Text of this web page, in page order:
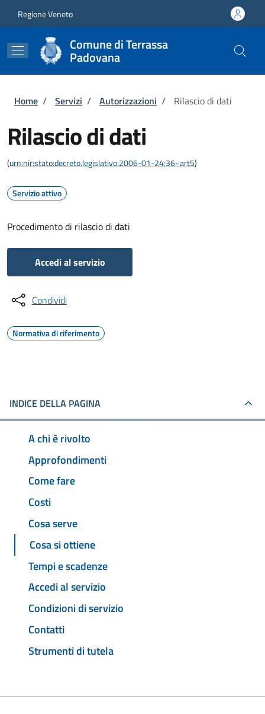
Regione Veneto
Comune di Terrassa
Padovana
Briciole di pane
Home / Servizi / Autorizzazioni / Rilascio di dati
Rilascio di dati
(urn:nir:stato:decreto.legislativo:2006-01-24;36~art5)
Servizio attivo
Procedimento di rilascio di dati
Accedi al servizio
Condividi
Normativa di riferimento
INDICE DELLA PAGINA
A chi è rivolto
Approfondimenti
Come fare
Costi
Cosa serve
Cosa si ottiene
Tempi e scadenze
Accedi al servizio
Condizioni di servizio
Contatti
Strumenti di tutela